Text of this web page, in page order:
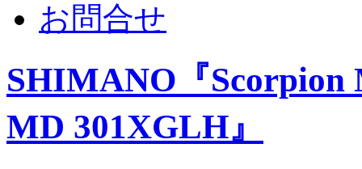
お問合せ
SHIMANO『Scorpion
MD 301XGLH』